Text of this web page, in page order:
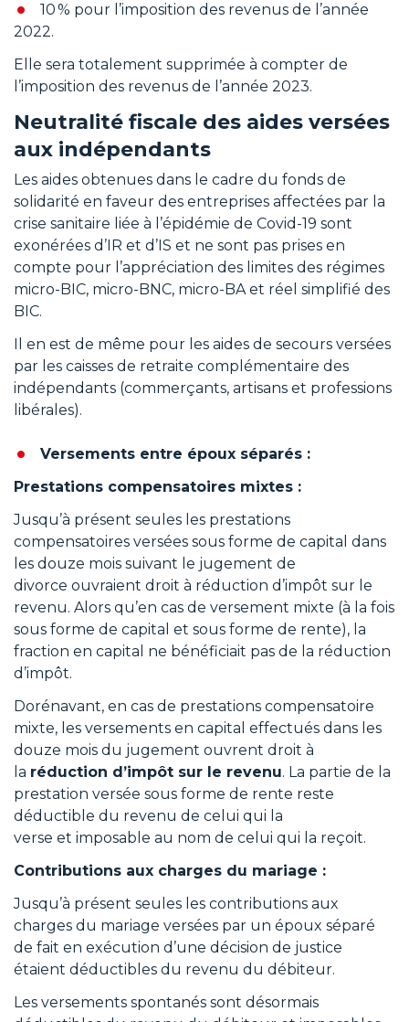
10 % pour l’imposition des revenus de l’année
2022.
Elle sera totalement supprimée à compter de
l’imposition des revenus de l’année 2023.
Neutralité fiscale des aides versées
aux indépendants
Les aides obtenues dans le cadre du fonds de
solidarité en faveur des entreprises affectées par la
crise sanitaire liée à l’épidémie de Covid-19 sont
exonérées d’IR et d’IS et ne sont pas prises en
compte pour l’appréciation des limites des régimes
micro-BIC, micro-BNC, micro-BA et réel simplifié des
BIC.
Il en est de même pour les aides de secours versées
par les caisses de retraite complémentaire des
indépendants (commerçants, artisans et professions
libérales).
Versements entre époux séparés :
Prestations compensatoires mixtes :
Jusqu’à présent seules les prestations
compensatoires versées sous forme de capital dans
les douze mois suivant le jugement de
divorce ouvraient droit à réduction d’impôt sur le
revenu. Alors qu’en cas de versement mixte (à la fois
sous forme de capital et sous forme de rente), la
fraction en capital ne bénéficiait pas de la réduction
d’impôt.
Dorénavant, en cas de prestations compensatoire
mixte, les versements en capital effectués dans les
douze mois du jugement ouvrent droit à
la réduction d’impôt sur le revenu. La partie de la
prestation versée sous forme de rente reste
déductible du revenu de celui qui la
verse et imposable au nom de celui qui la reçoit.
Contributions aux charges du mariage :
Jusqu’à présent seules les contributions aux
charges du mariage versées par un époux séparé
de fait en exécution d’une décision de justice
étaient déductibles du revenu du débiteur.
Les versements spontanés sont désormais